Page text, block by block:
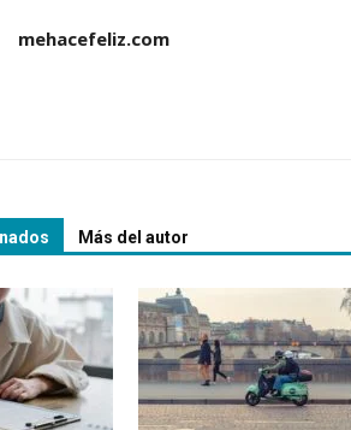
mehacefeliz.com
Más del autor